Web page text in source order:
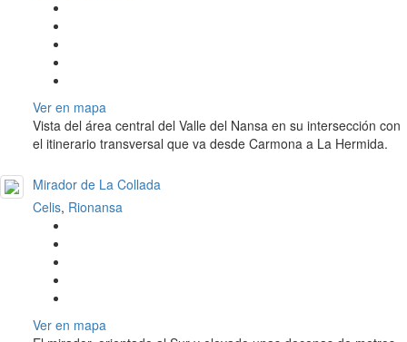
Ver en mapa
Vista del área central del Valle del Nansa en su intersección con
el itinerario transversal que va desde Carmona a La Hermida.
Mirador de La Collada
Celis, Rionansa
Ver en mapa